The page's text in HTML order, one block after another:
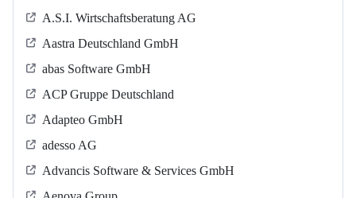
A.S.I. Wirtschaftsberatung AG
Aastra Deutschland GmbH
abas Software GmbH
ACP Gruppe Deutschland
Adapteo GmbH
adesso AG
Advancis Software & Services GmbH